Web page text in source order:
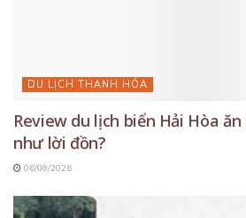
DU LỊCH THANH HÓA
Review du lịch biển Hải Hòa
như lời đồn?
06/08/2026